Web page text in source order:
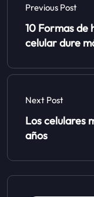
Previous Post
10 Formas de
celular dure
Next Post
Los celulares
años